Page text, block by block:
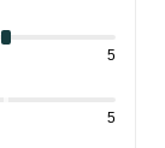
5
5